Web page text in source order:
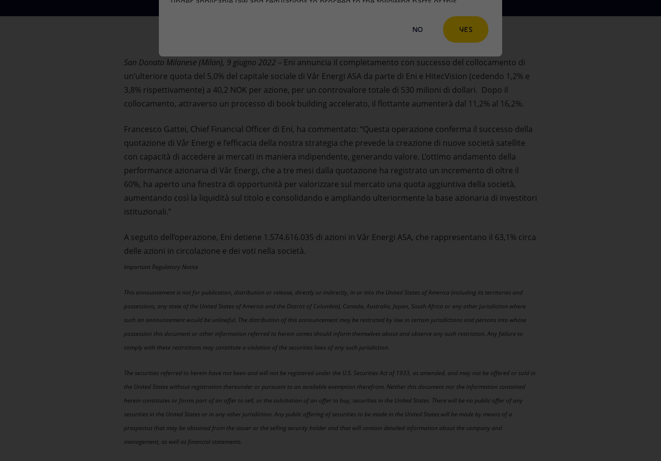
San Donato Milanese (Milan), 9 giugno 2022 – Eni annuncia il completamento con successo del collocamento di
un’ulteriore quota del 5,0% del capitale sociale di Vår Energi ASA da parte di Eni e HitecVision (cedendo 1,2% e
3,8% rispettivamente) a 40,2 NOK per azione, per un controvalore totale di 530 milioni di dollari. Dopo il
collocamento, attraverso un processo di book building accelerato, il flottante aumenterà dal 11,2% al 16,2%.
Francesco Gattei, Chief Financial Officer di Eni, ha commentato: “Questa operazione conferma il successo della
quotazione di Vår Energi e l’efficacia della nostra strategia che prevede la creazione di nuove società satellite
con capacità di accedere ai mercati in maniera indipendente, generando valore. L’ottimo andamento della
performance azionaria di Vår Energi, che a tre mesi dalla quotazione ha registrato un incremento di oltre il
60%, ha aperto una finestra di opportunità per valorizzare sul mercato una quota aggiuntiva della società,
aumentando così la liquidità sul titolo e consolidando e ampliando ulteriormente la base azionaria di investitori
istituzionali.”
A seguito dell’operazione, Eni detiene 1.574.616.035 di azioni in Vår Energi ASA, che rappresentano il 63,1% circa
delle azioni in circolazione e dei voti nella società.
Important Regulatory Notice
This announcement is not for publication, distribution or release, directly or indirectly, in or into the United States of America (including its territories and
possessions, any state of the United States of America and the District of Columbia), Canada, Australia, Japan, South Africa or any other jurisdiction where
such an announcement would be unlawful. The distribution of this announcement may be restricted by law in certain jurisdictions and persons into whose
possession this document or other information referred to herein comes should inform themselves about and observe any such restriction. Any failure to
comply with these restrictions may constitute a violation of the securities laws of any such jurisdiction.
The securities referred to herein have not been and will not be registered under the U.S. Securities Act of 1933, as amended, and may not be offered or sold in
the United States without registration thereunder or pursuant to an available exemption therefrom. Neither this document nor the information contained
herein constitutes or forms part of an offer to sell, or the solicitation of an offer to buy, securities in the United States. There will be no public offer of any
securities in the United States or in any other jurisdiction. Any public offering of securities to be made in the United States will be made by means of a
prospectus that may be obtained from the issuer or the selling security holder and that will contain detailed information about the company and
management, as well as financial statements.
NO YES